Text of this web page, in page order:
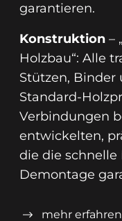
garantieren.
Konstruktion –
Holzbau“: Alle
Stützen, Binder
Standard-
Verbindungen
entwickelten,
die die schnelle
Demontage
mehr erfahren